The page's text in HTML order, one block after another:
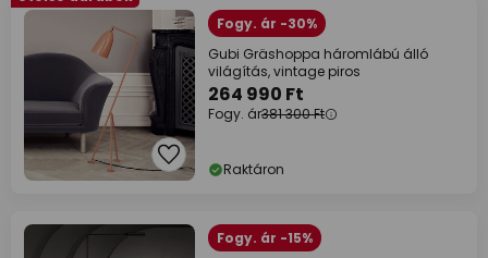
Fogy. ár -30%
Gubi Gräshoppa háromlábú álló
világítás, vintage piros
264 990 Ft
Fogy. ár381 300 Ft
Raktáron
Fogy. ár -15%